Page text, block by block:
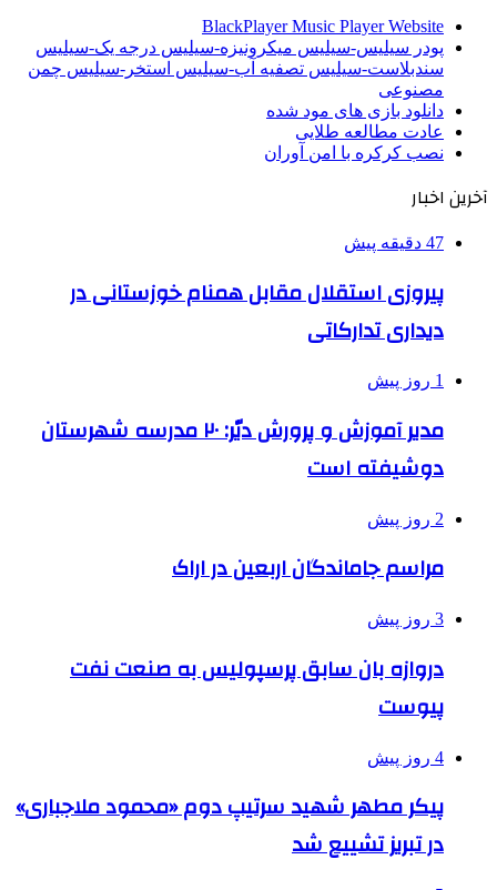
BlackPlayer Music Player Website
پودر سیلیس-سیلیس میکرونیزه-سیلیس درجه یک-سیلیس
سندبلاست-سیلیس تصفیه آب-سیلیس استخر-سیلیس چمن
مصنوعی
دانلود بازی های مود شده
عادت مطالعه طلایی
نصب کرکره با امن آوران
آخرین اخبار
47 دقیقه پیش
پیروزی استقلال مقابل همنام خوزستانی در
دیداری تدارکاتی
1 روز پیش
مدیر آموزش و پرورش دیّر: ۲۰ مدرسه شهرستان
دوشیفته است
2 روز پیش
مراسم جاماندگان اربعین در اراک
3 روز پیش
دروازه بان سابق پرسپولیس به صنعت نفت
پیوست
4 روز پیش
پیکر مطهر شهید سرتیپ دوم «محمود ملاجباری»
در تبریز تشییع شد